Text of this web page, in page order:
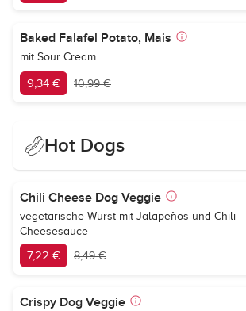
Baked Falafel Potato, Mais
mit Sour Cream
9,34 € 10,99 €
Hot Dogs
Chili Cheese Dog Veggie
vegetarische Wurst mit Jalapeños und Chili-
Cheesesauce
7,22 € 8,49 €
Crispy Dog Veggie